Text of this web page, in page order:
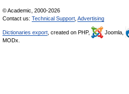
© Academic, 2000-2026
Contact us: Technical Support Advertising
Dictionaries export , created on PHP, Joomla,
MODx.